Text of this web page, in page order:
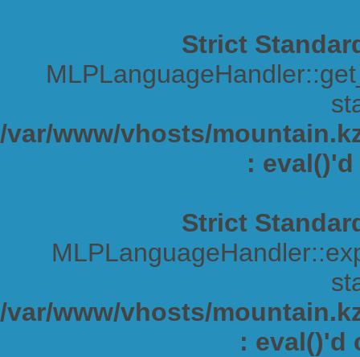
Strict
/var/www/vhosts/
:
Strict
/var/www/vhosts/
: eval()'d